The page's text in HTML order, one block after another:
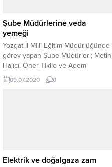
Şube Müdürlerine veda
yemeği
Yozgat İl Milli Eğitim Müdürlüğünde
görev yapan Şube Müdürleri; Metin
Halıcı, Öner Tikilo ve Adem
Öztürk’ün farklı illere tayinlerinin
çıkması nedeniyle İl Milli Eğitim
09.07.2020 0
Elektrik ve doğalgaza zam